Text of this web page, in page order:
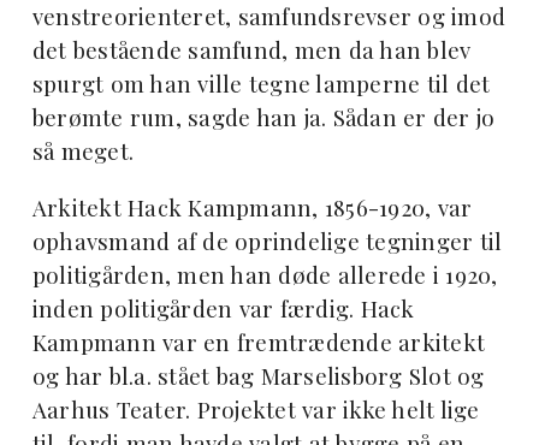
venstreorienteret, samfundsrevser og imod
det bestående samfund, men da han blev
spurgt om han ville tegne lamperne til det
berømte rum, sagde han ja. Sådan er der jo
så meget.
Arkitekt Hack Kampmann, 1856-1920, var
ophavsmand af de oprindelige tegninger til
politigården, men han døde allerede i 1920,
inden politigården var færdig. Hack
Kampmann var en fremtrædende arkitekt
og har bl.a. stået bag Marselisborg Slot og
Aarhus Teater. Projektet var ikke helt lige